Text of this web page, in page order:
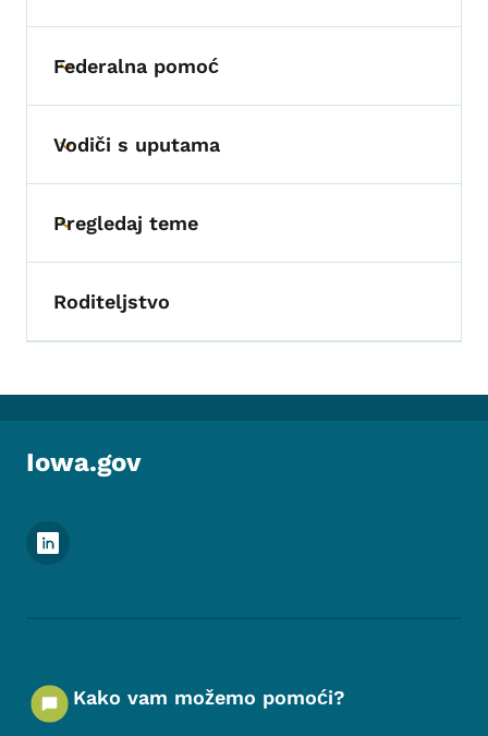
Toggle submenu
Federalna pomoć
Toggle submenu
Vodiči s uputama
Toggle submenu
Pregledaj teme
Roditeljstvo
Iowa.gov
Meni podnožja društvenih mrežaa
Kako vam možemo pomoći?